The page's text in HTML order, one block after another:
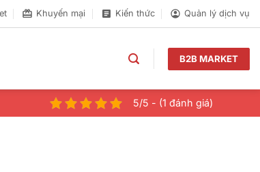
Khuyến mại Kiến thức Quản lý dịch vụ
B2B MARKET
5/5 - (1 đánh giá)